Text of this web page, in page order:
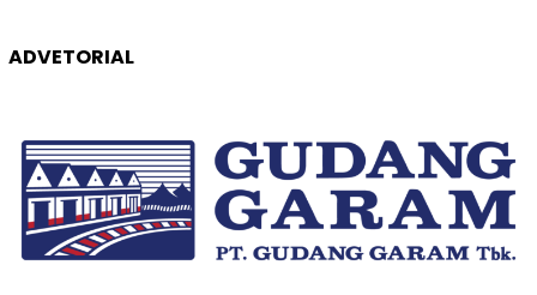
ADVETORIAL